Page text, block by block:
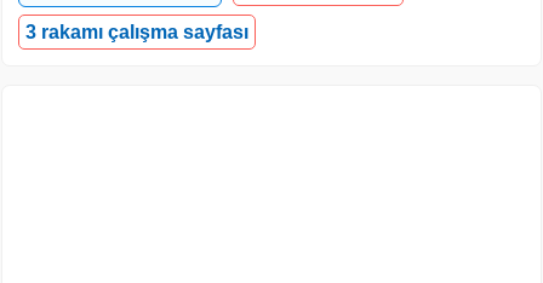
3 rakamı çalışma sayfası